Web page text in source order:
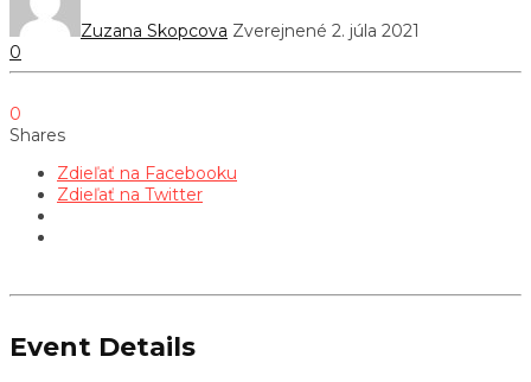
Zuzana Skopcova Zverejnené 2. júla 2021
0
0
Shares
Zdieľať na Facebooku
Zdieľať na Twitter
Event Details